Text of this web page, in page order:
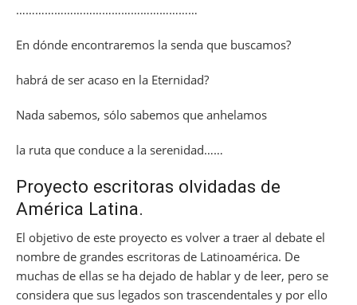
…………………………………………………
En dónde encontraremos la senda que buscamos?
habrá de ser acaso en la Eternidad?
Nada sabemos, sólo sabemos que anhelamos
la ruta que conduce a la serenidad……
Proyecto escritoras olvidadas de
América Latina.
El objetivo de este proyecto es volver a traer al debate el
nombre de grandes escritoras de Latinoamérica. De
muchas de ellas se ha dejado de hablar y de leer, pero se
considera que sus legados son trascendentales y por ello